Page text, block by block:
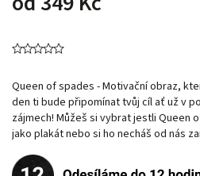
Queen of spades -Motivační obraz,
den ti bude připomínat tvůj cíl ať už v
zájmech! Můžeš si vybrat jestli Queen
jako plakát nebo si ho necháš od nás